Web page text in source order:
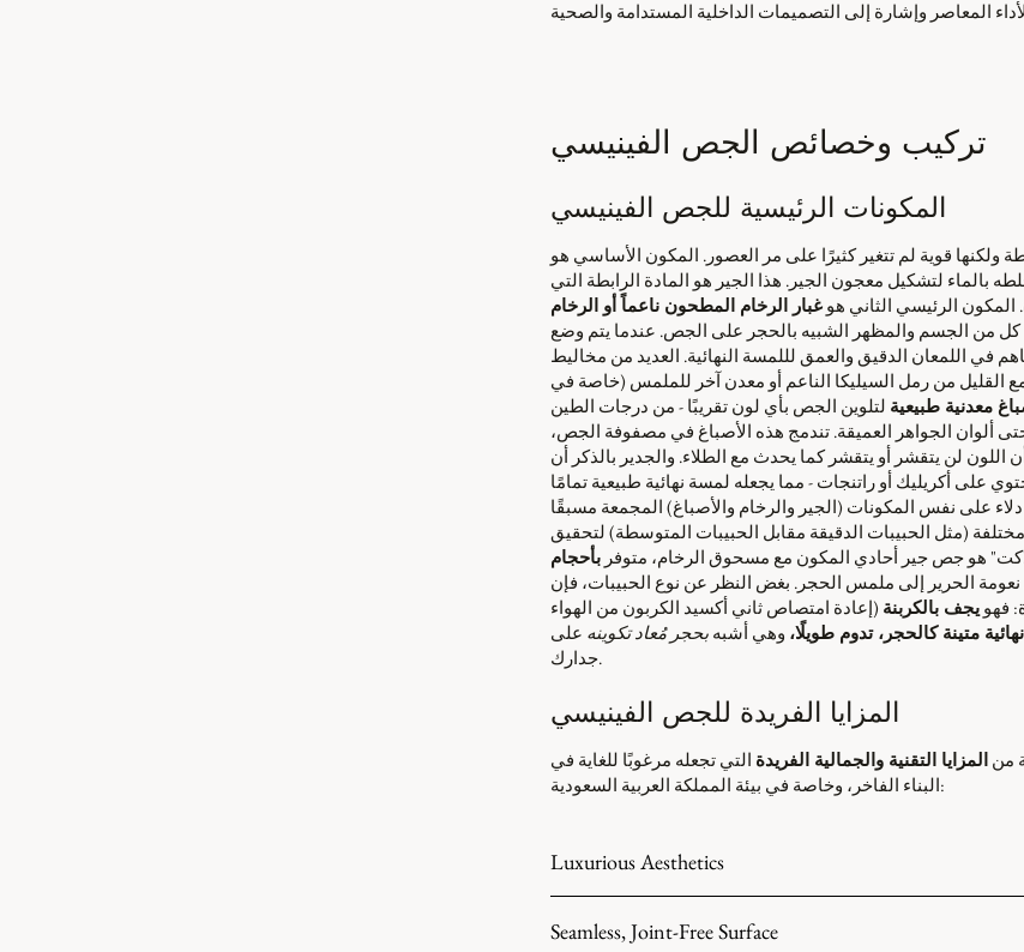
تركيب وخصائص الجص الفينيسي
المكونات الرئيسية للجص الفينيسي
ولكنها قوية لم تتغير كثيرًا على مر العصور. المكون الأساسي هو
لتشكيل معجون الجير. هذا الجير هو المادة الرابطة التي
الرئيسي الثاني هو غبار الرخام المطحون ناعماً أو الرخام
غالبًا ما يصل إلى 40٪ من الخليط، كل من الجسم والمظهر الشبيه بالحجر على الجص. عندما يتم وضع
في اللمعان الدقيق والعمق لللمسة النهائية. العديد من مخاليط
مع القليل من رمل السيليكا الناعم أو معدن آخر للملمس (خاصة في
معدنية طبيعية لتلوين الجص بأي لون تقريبًا - من درجات الطين
حتى ألوان الجواهر العميقة. تندمج هذه الأصباغ في مصفوفة الجص،
لن يتقشر أو يتقشر كما يحدث مع الطلاء. والجدير بالذكر أن
على أكريليك أو راتنجات - مما يجعله لمسة نهائية طبيعية تمامًا
على نفس المكونات (الجير والرخام والأصباغ) المجمعة مسبقًا
(مثل الحبيبات الدقيقة مقابل الحبيبات المتوسطة) لتحقيق
هو جص جير أحادي المكون مع مسحوق الرخام، متوفر بأحجام
نعومة الحرير إلى ملمس الحجر. بغض النظر عن نوع الحبيبات، فإن
فهو يجف بالكربنة (إعادة امتصاص ثاني أكسيد الكربون من الهواء
متينة كالحجر، تدوم طويلًا، وهي أشبه بحجر مُعاد تكوينه على
جدارك.
المزايا الفريدة للجص الفينيسي
من المزايا التقنية والجمالية الفريدة التي تجعله مرغوبًا للغاية في
البناء الفاخر، وخاصة في بيئة المملكة العربية السعودية:
Luxurious Aesthetics
Seamless, Joint-Free Surface